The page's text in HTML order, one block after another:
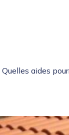
aides